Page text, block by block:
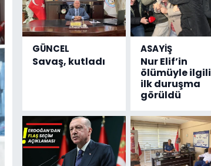
GÜNCEL
Savaş, kutladı
ASAYİŞ
Nur Elif’in
ölümüyle ilgili
ilk duruşma
görüldü